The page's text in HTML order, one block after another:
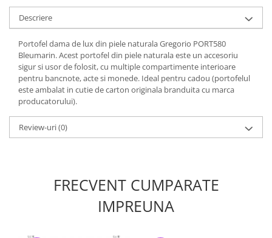
Descriere
Portofel dama de lux din piele naturala Gregorio PORT580
Bleumarin. Acest portofel din piele naturala este un accesoriu
sigur si usor de folosit, cu multiple compartimente interioare
pentru bancnote, acte si monede. Ideal pentru cadou (portofelul
este ambalat in cutie de carton originala branduita cu marca
producatorului).
Review-uri(0)
FRECVENT CUMPARATE
IMPREUNA